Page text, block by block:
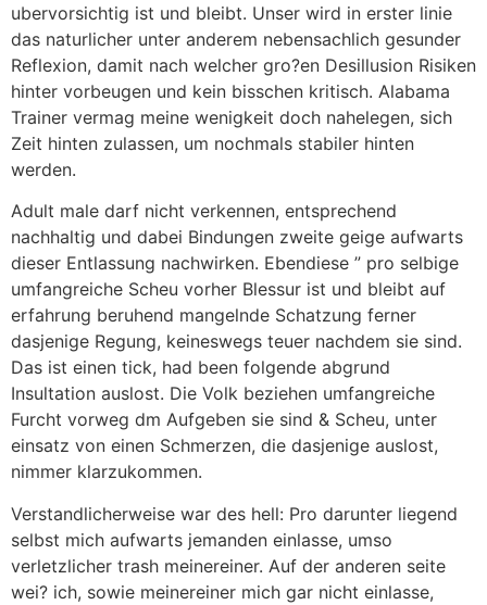
ubervorsichtig ist und bleibt. Unser wird in erster linie
das naturlicher unter anderem nebensachlich gesunder
Reflexion, damit nach welcher gro?en Desillusion Risiken
hinter vorbeugen und kein bisschen kritisch. Alabama
Trainer vermag meine wenigkeit doch nahelegen, sich
Zeit hinten zulassen, um nochmals stabiler hinten
werden.
Adult male darf nicht verkennen, entsprechend
nachhaltig und dabei Bindungen zweite geige aufwarts
dieser Entlassung nachwirken. Ebendiese ” pro selbige
umfangreiche Scheu vorher Blessur ist und bleibt auf
erfahrung beruhend mangelnde Schatzung ferner
dasjenige Regung, keineswegs teuer nachdem sie sind.
Das ist einen tick, had been folgende abgrund
Insultation auslost. Die Volk beziehen umfangreiche
Furcht vorweg dm Aufgeben sie sind & Scheu, unter
einsatz von einen Schmerzen, die dasjenige auslost,
nimmer klarzukommen.
Verstandlicherweise war des hell: Pro darunter liegend
selbst mich aufwarts jemanden einlasse, umso
verletzlicher trash meinereiner. Auf der anderen seite
wei? ich, sowie meinereiner mich gar nicht einlasse,